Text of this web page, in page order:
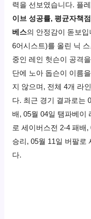
력을 선보였습니다. 플
이브 성공률, 평균자책
베스의 안정감이 돋보
6어시스트)를 올린 닉
중인 레인 헛슨이 공격
단에 노아 돕슨이 이름
지 않으며, 전체 4개 라
다. 최근 경기 결과로는
배, 05월 04일 탬파베이
로 세이버스전 2-4 패배
승리, 05월 11일 버팔로
다.